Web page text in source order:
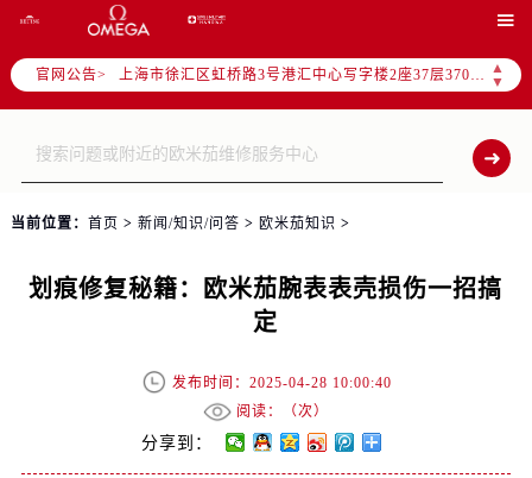

官网公告>
▲
▼
上海市徐汇区虹桥路3号港汇中心写字楼2座37层3705室（需提前预约）
上海市黄浦区南京东路299号宏伊国际广场写字楼8层806室（需提前预约）
南京市秦淮区中山南路1号（新街口）南京中心写字楼22层C1-1室（需提前预约）
常州市新北区龙锦路1590号现代传媒中心写字楼5号楼10层1008室（需提前预约）
盐城市盐都区世纪大道5号盐城金融城写字楼1号楼16层1604室（需提前预约）
嘉兴市南湖区广益路705号嘉兴世界贸易中心写字楼A座13层1304室（需提前预约）
当前位置： 首页 > 新闻/知识/问答 > 欧米茄知识 >
划痕修复秘籍：欧米茄腕表表壳损伤一招搞
定
发布时间：2025-04-28 10:00:40
阅读：（次）
分享到：